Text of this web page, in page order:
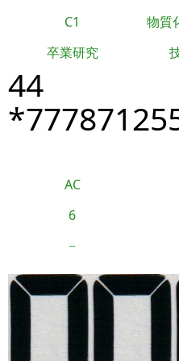
C1 物質
卒業研究
44
AC
6
−